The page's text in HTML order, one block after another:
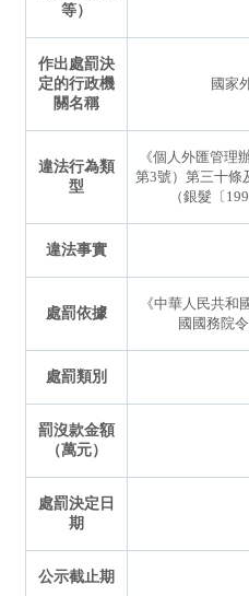
等）
作出處罰決
定的行政機
關名稱
國家
違法行為類
型
《個人外匯管理
第3號）第三十條
（銀髮〔
違法事實
處罰依據
《中華人民共和
國國務院
處罰類別
罰沒款金額
（萬元）
處罰決定日
期
公示截止期